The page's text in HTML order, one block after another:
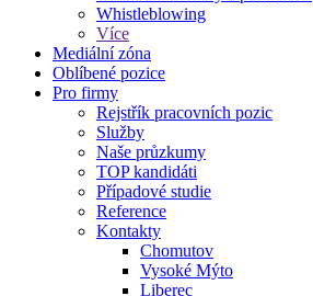
Whistleblowing
Více
Mediální zóna
Oblíbené pozice
Pro firmy
Rejstřík pracovních pozic
Služby
Naše průzkumy
TOP kandidáti
Případové studie
Reference
Kontakty
Chomutov
Vysoké Mýto
Liberec